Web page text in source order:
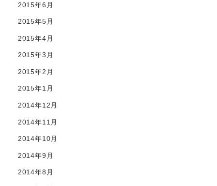
2015年6月
2015年5月
2015年4月
2015年3月
2015年2月
2015年1月
2014年12月
2014年11月
2014年10月
2014年9月
2014年8月